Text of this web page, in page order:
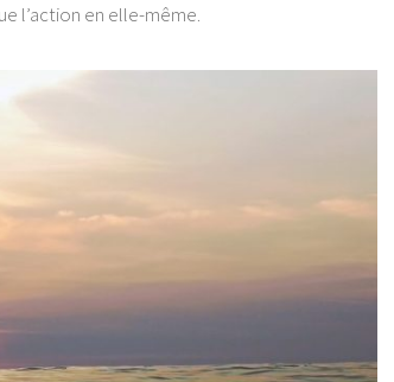
l’action en elle-même.